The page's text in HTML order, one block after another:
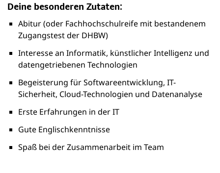
Deine besonderen Zutaten:
Abitur (oder Fachhochschulreife mit bestandenem
Zugangstest der DHBW)
Interesse an Informatik, künstlicher Intelligenz und
datengetriebenen Technologien
Begeisterung für Softwareentwicklung, IT-
Sicherheit, Cloud-Technologien und Datenanalyse
Erste Erfahrungen in der IT
Gute Englischkenntnisse
Spaß bei der Zusammenarbeit im Team